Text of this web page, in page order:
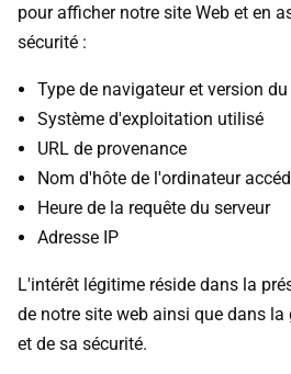
pour afficher notre site Web et en
sécurité :
Type de navigateur et version
Système d'exploitation utilisé
URL de provenance
Nom d'hôte de l'ordinateur
Heure de la requête du serveur
Adresse IP
L'intérêt légitime réside dans la
de notre site web ainsi que dans
et de sa sécurité.